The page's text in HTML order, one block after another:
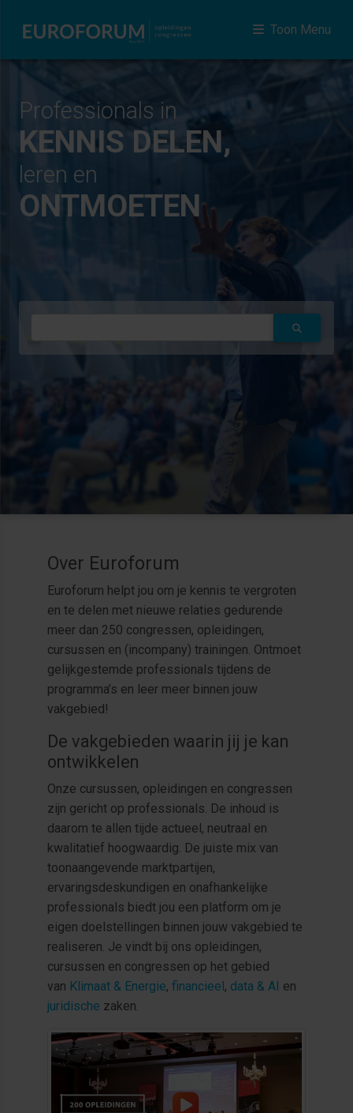
Toon Menu
Professionals in
KENNIS DELEN,
leren en
ONTMOETEN
Over Euroforum
Euroforum helpt jou om je kennis te vergroten
en te delen met nieuwe relaties gedurende
meer dan 250 congressen, opleidingen,
cursussen en (incompany) trainingen. Ontmoet
gelijkgestemde professionals tijdens de
programma’s en leer meer binnen jouw
vakgebied!
De vakgebieden waarin jij je kan
ontwikkelen
Onze cursussen, opleidingen en congressen
zijn gericht op professionals. De inhoud is
daarom te allen tijde actueel, neutraal en
kwalitatief hoogwaardig. De juiste mix van
toonaangevende marktpartijen,
ervaringsdeskundigen en onafhankelijke
professionals biedt jou een platform om je
eigen doelstellingen binnen jouw vakgebied te
realiseren. Je vindt bij ons opleidingen,
cursussen en congressen op het gebied
van Klimaat & Energie, financieel, data & AI en
juridische zaken.